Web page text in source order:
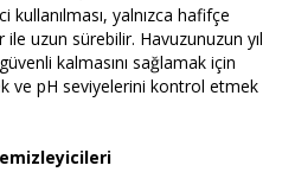
yalnızca hafifçe
uzun sürebilir. Havuzunuzun yıl
kalmasını sağlamak için
ve pH seviyelerini kontrol etmek